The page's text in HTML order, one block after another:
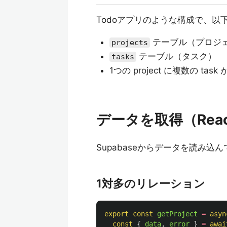
Todoアプリのような構成で、以
projects テーブル（プロジ
tasks
テーブル（タスク）
1つの project に複数の task
データを取得（
Supabaseからデータを読み込
1対多のリレーション
export const getProject =
const
{ data, error } =